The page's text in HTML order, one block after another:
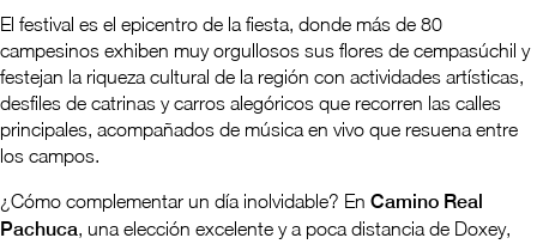
El festival es el epicentro de la fiesta, donde más de 80
campesinos exhiben muy orgullosos sus flores de cempasúchil y
festejan la riqueza cultural de la región con actividades artísticas,
desfiles de catrinas y carros alegóricos que recorren las calles
principales, acompañados de música en vivo que resuena entre
los campos.
¿Cómo complementar un día inolvidable? En Camino Real
Pachuca, una elección excelente y a poca distancia de Doxey,